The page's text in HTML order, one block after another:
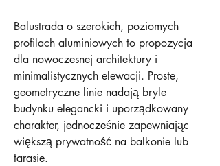
Balustrada o szerokich, poziomych
profilach aluminiowych to propozycja
dla nowoczesnej architektury i
minimalistycznych elewacji. Proste,
geometryczne linie nadają bryle
budynku elegancki i uporządkowany
charakter, jednocześnie zapewniając
większą prywatność na balkonie lub
tarasie.